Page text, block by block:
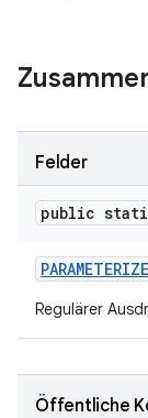
Felder
public
Regulärer
Öffentliche